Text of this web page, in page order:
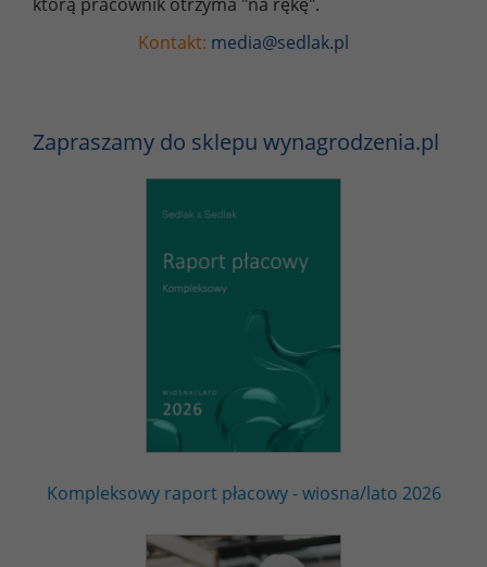
Kontakt: media@sedlak.pl
Zapraszamy do sklepu wynagrodzenia.pl
Kompleksowy raport płacowy - wiosna/lato 2026